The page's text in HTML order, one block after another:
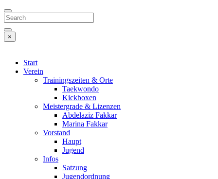
Search
×
Start
Verein
Trainingszeiten & Orte
Taekwondo
Kickboxen
Meistergrade & Lizenzen
Abdelaziz Fakkar
Marina Fakkar
Vorstand
Haupt
Jugend
Infos
Satzung
Jugendordnung